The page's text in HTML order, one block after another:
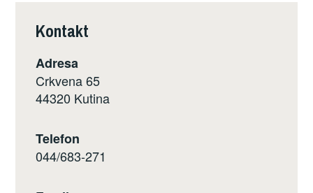
Kontakt
Adresa
Crkvena 65
44320 Kutina
Telefon
044/683-271